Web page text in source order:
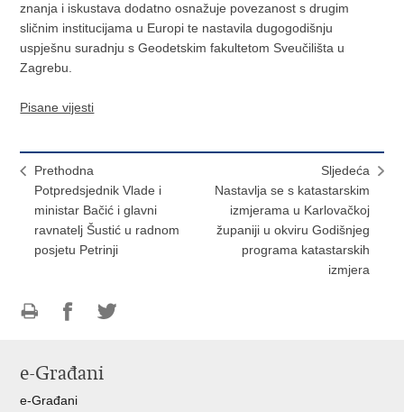
znanja i iskustava dodatno osnažuje povezanost s drugim
sličnim institucijama u Europi te nastavila dugogodišnju
uspješnu suradnju s Geodetskim fakultetom Sveučilišta u
Zagrebu.
Pisane vijesti
Prethodna
Potpredsjednik Vlade i
ministar Bačić i glavni
ravnatelj Šustić u radnom
posjetu Petrinji
Sljedeća
Nastavlja se s katastarskim
izmjerama u Karlovačkoj
županiji u okviru Godišnjeg
programa katastarskih
izmjera
FacebookuTwitteru
e-Građani
e-Građani